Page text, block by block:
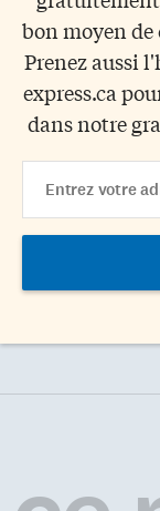
bon moyen de
Prenez aussi
express.ca
dans notre
Address